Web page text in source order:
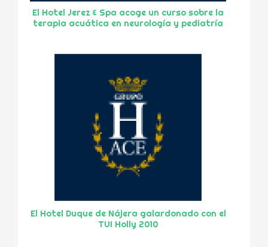
El Hotel Jerez & Spa acoge un curso sobre la
terapia acuática en neurología y pediatría
El Hotel Duque de Nájera galardonado con el
TUI Holly 2010